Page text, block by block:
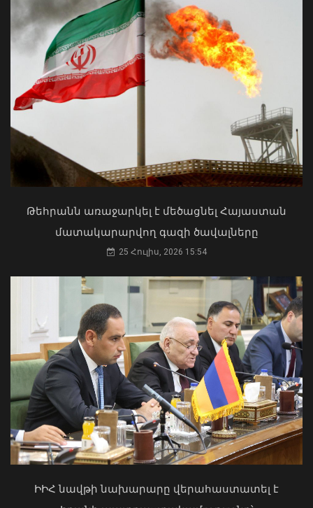
Ոչ դիլերների համար
էլեկտրամոբիլների ներմուծման
քվոտան սպառվում է. մնացորդը` 784
հատ. ՊԵԿ
06 Օգոստոս, 2026 12:35
Մոսկվայում դեռ չեն հաշտվել այն
իրողության հետ, որ Հայաստանը 2013
թվականի Հայաստանը չէ
06 Օգոստոս, 2026 12:15
ՀՀ երկաթուղին ազգային
ռազմավարական սեփականություն է
և պետք է կառավարվի ՀՀ
Բաբաջանյան
31 Հուլիս, 2026 12:08
Մկրտության արարողությունից հետո
Արտաշատում 14 մարդ թունավորման
02 Օգոստոս, 2026 15:06
Թեհրանն առաջարկել է մեծացնել Հայաստան
մատակարարվող գազի ծավալները
25 Հուլիս, 2026 15:54
ԻԻՀ նավթի նախարարը վերահաստատել է